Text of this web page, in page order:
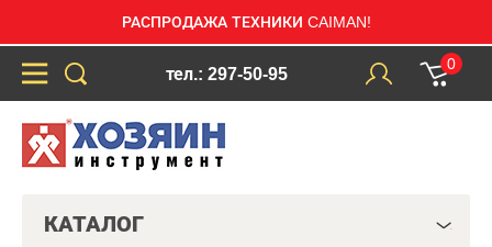
РАСПРОДАЖА ТЕХНИКИ CAIMAN!
тел.: 297-50-95
0
КАТАЛОГ